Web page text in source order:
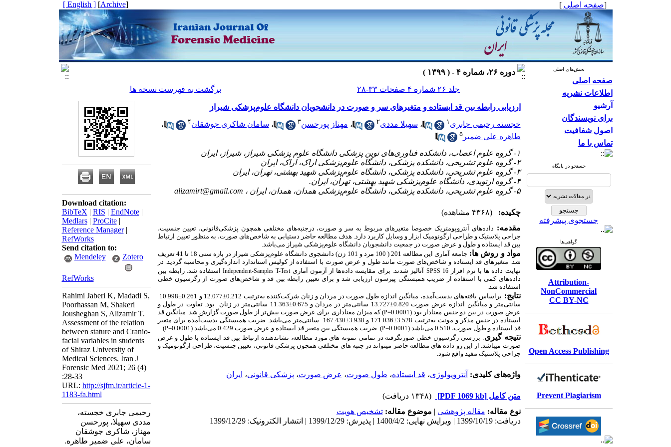
[صفحه اصلی ]
[
Archive
]
[ English ]
بخش‌های اصلی
صفحه اصلی
اطلاعات نشریه
آرشیو
برای نویسندگان
اصول شفافیت
تماس با ما
جستجو در پایگاه
جستجوی پیشرفته
گواهی‌ها
Attribution-
NonCommercial
CC BY-NC
Open Access Publishing
Prevent Plagiarism
دوره ۲۶، شماره ۴ - ( ۱۳۹۹ )
جلد ۲۶ شماره ۴ صفحات ۳۳-۲۸
برگشت به فهرست نسخه ها
ارزیابی رابطه بین قد ایستاده و متغیرهای سر و صورت در دانشجویان دانشگاه علوم‌پزشکی شیراز
خجسته رحیمی جابری ۱ ، سهیلا مددی۲ ، مهناز پورحسن۳ ، سامان شاکری جوشقان۴
،
طاهره علی ضمیر۵
۱- گروه علوم اعصاب، دانشکده فناوری‌های نوین پزشکی دانشگاه علوم پزشکی شیراز، شیراز، ایران
۲- گروه علوم تشریحی، دانشکده پزشکی، دانشگاه علوم‌پزشکی اراک، اراک، ایران
۳- گروه علوم تشریحی، دانشکده پزشکی، دانشگاه علوم‌پزشکی شهید بهشتی، تهران، ایران
۴- گروه ارتوپدی، دانشگاه علوم‌پزشکی شهید بهشتی، تهران، ایران.
۵- گروه علوم تشریحی، دانشکده پزشکی، دانشگاه علوم‌پزشکی همدان، همدان، ایران ،
alizamirt@gmail.com
چکیده:
(۴۳۶۸ مشاهده)
مقدمه: دادههای آنتروپومتریک خصوصا متغیرهای مربوط به سر و صورت، درجنبههای مختلفی همچون پزشکیقانونی، تعیین جنسیت،
جراحی پلاستیک و طراحی ارگونومیک ابزار و وسایل کاربرد دارد. هدف مطالعه حاضر دستیابی به شاخصهای صورت، به منظور تعیین ارتباط
بین قد ایستاده و طول و عرض صورت در جمعیت دانشجویان دانشگاه علومپزشکی شیراز میباشد.
مواد و روش ها: جامعه آماری این مطالعه 201 ( 100 مرد و 101 زن) دانشجوی دانشگاه علوم
پزشکی شیراز در بازه سنی 18 تا 41 تعریف
شد. متغیرهای قد ایستاده و شاخصهای صورت مانند طول و عرض صورت با استفاده از کولیس استاندارد اندازهگیری و محاسبه گردید. در
نهایت داده ها با نرم افزار SPSS 16 آنالیز شدند. برای مقایسه دادهها از آزمون آماریIndependent-Samples T-Testاستفاده شد. رابطه بین
داده‌های کمی با استفاده از ضریب همبستگی پیرسون ارزیابی شد و برای تعیین رابطه بین قد و شاخصهای صورت از رگرسیون خطی
استفاده شد.
نتایج: براساس یافتههای بدستآمده، میانگین اندازه طول صورت در مردان و زنان شرکتکننده به
سانتیمتر و میانگین اندازه عرض صورت 0.820±13.727 سانتی متر در مردان و 0.675±11.363 سانتی
متر در زنان بود. تفاوت در طول و
عرض صورت در بین دو جنس معنادار بود (0.0001=
P) که میزان معناداری برای عرض صورت بیشتر از طول صورت گزارش شد. میانگین قد
ایستاده در جنس مذکر و مونث بهترتیب 3.528±171.036 و 3.938±167.430 سانتی متر میباشد. ضریب همبستگی بدستآمده برای متغیر
قد ایستاده و طول صورت، 0.510 می
باشد (0.0001= P). ضریب همبستگی بین متغیر قد ایستاده و عرض صورت 0.429 می باشد (0.0001= P
).
نتیجه ­گیری: بررسی رگرسیون خطی صورت­گرفته در تمامی نمونه­ های مورد مطالعه، نشان­دهنده ارتباط بین قد ایستاده با طول و عرض
صورت می­باشد. از این­ رو داده ­­های مطالعه حاضر می­تواند در جنبه ­های مختلفی همچون پزشکی قانونی، تعیین جنسیت، طراحی ارگونومیک و
جراحی پلاستیک مفید واقع شود.
واژه‌های کلیدی: آنتروپولوژی، قد ایستاده، طول صورت، عرض صورت، پزشکی قانونی، ایران
متن کامل[PDF 1069 kb]
(۱۳۴۸ دریافت)
نوع مقاله: مقاله پژوهشی | موضوع مقاله:تشخيص هويت
دریافت: 1399/10/19 | ویرایش نهایی: 1400/4/2 | پذیرش: 1399/12/29 | انتشار الکترونیک: 1399/12/29
Download citation:
BibTeX | RIS | EndNote|
Medlars| ProCite|
Reference Manager|
RefWorks
Send citation to:
Mendeley
Zotero
RefWorks
Rahimi Jaberi K, Madadi S,
Poorhassan M, Shakeri
Jousheghan S, Alizamir T.
Assessment of the relation
between stature and Cranio-
facial variables in students
of Shiraz University of
Medical Sciences. Iran J
Forensic Med 2021; 26 (4)
:28-33
URL: http://sjfm.ir/article-1-
1183-fa.html
رحیمی جابری خجسته،
مددی سهیلا، پورحسن
مهناز، شاکری جوشقان
سامان، علی ضمیر طاهره.